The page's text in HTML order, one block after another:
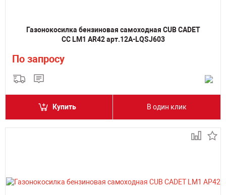
Газонокосилка бензиновая самоходная CUB CADET
CC LM1 AR42 арт.12A-LQSJ603
По запросу
Купить В один клик